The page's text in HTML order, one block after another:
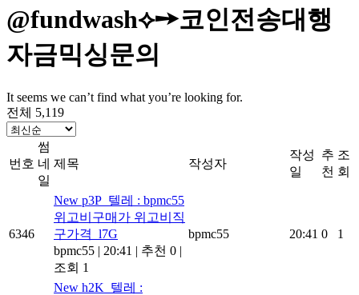
@fundwash⟡➙코인전송대행
자금믹싱문의
It seems we can’t find what you’re looking for.
전체 5,119
번호
썸
네
일
제목 작성자
작성
일
추
천
조
회
6346
New p3P_텔레 : bpmc55
위고비구매가 위고비직
구가격_l7G
bpmc55 | 20:41 | 추천 0 |
조회 1
bpmc55 20:41 0 1
New h2K_텔레 :